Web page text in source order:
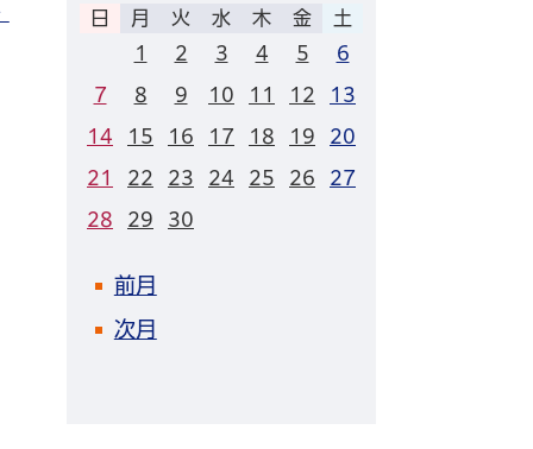
日 月 火 水 木 金
土
1
2 3 4 5 6
7 8 9 10 11 12 13
14 15 16 17 18 19 20
21 22 23 24 25 26 27
28 29 30
前月
次月